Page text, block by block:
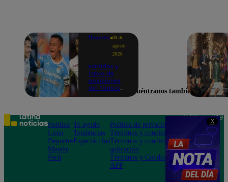
X
Deportes 08 de
agosto
2026
Partidos y
tabla de
posiciones
del Torneo
en la fecha 4
Encuéntranos también en
Política
Lima
Deportes
Mundo
Perú
Te ayudo
Tendencias
Espectáculos
Política de privacidad
Términos y condiciones
Términos y condiciones
aplicación
Términos y Condiciones
APP
Teléfono: 219
Av. San
Felipe 968
Jesús María